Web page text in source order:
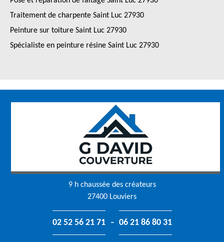
Traitement de charpente Saint Luc 27930
Peinture sur toiture Saint Luc 27930
Spécialiste en peinture résine Saint Luc 27930
9 h chaussée des créateurs
27400 Louviers
02 52 56 21 71 - 06 21 86 80 31